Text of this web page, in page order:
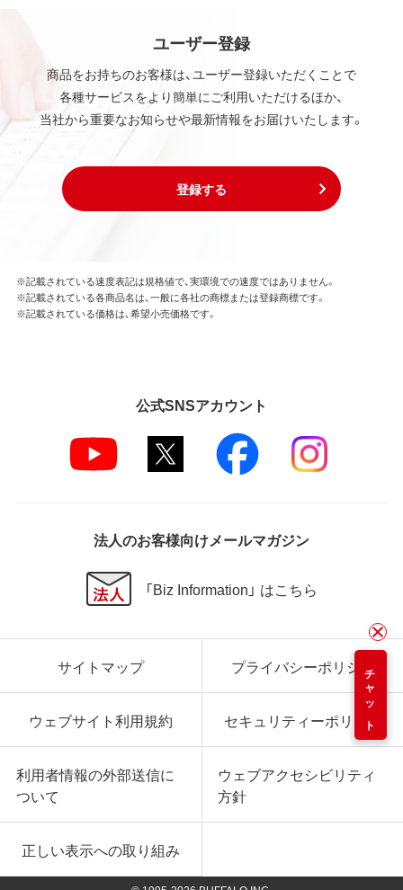
ユーザー登録
商品をお持ちのお客様は、ユーザー登録いただくことで
各種サービスをより簡単にご利用いただけるほか、
当社から重要なお知らせや最新情報をお届けいたします。
登録する
チャット
※記載されている速度表記は規格値で、実環境での速度ではありません。
※記載されている各商品名は、一般に各社の商標または登録商標です。
※記載されている価格は、希望小売価格です。
公式SNSアカウント
法人のお客様向けメールマガジン
「Biz Information」 はこちら
サイトマップ プライバシーポリシー
ウェブサイト利用規約 セキュリティーポリシー
利用者情報の外部送信に
ついて
ウェブアクセシビリティ
方針
正しい表示への取り組み